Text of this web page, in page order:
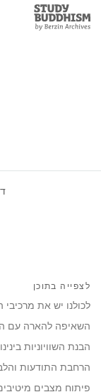
Study
Buddhism
לצפייה בתוכן
לכולנו יש את מרכיבי
השאיפה להארה עם
הבנת השוויוניות
הרחבת התודעות
פיתוח מצבים